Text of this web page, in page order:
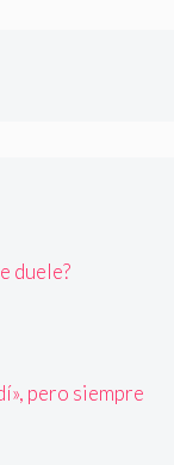
duele?
pero siempre